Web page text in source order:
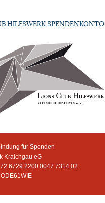
HILFSWERK SPENDENKONTO
für Spenden
Kraichgau eG
6729 2200 0047 7314 02